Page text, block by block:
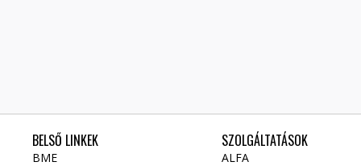
BELSŐ LINKEK
BME
SZOLGÁLTATÁSOK
ALFA